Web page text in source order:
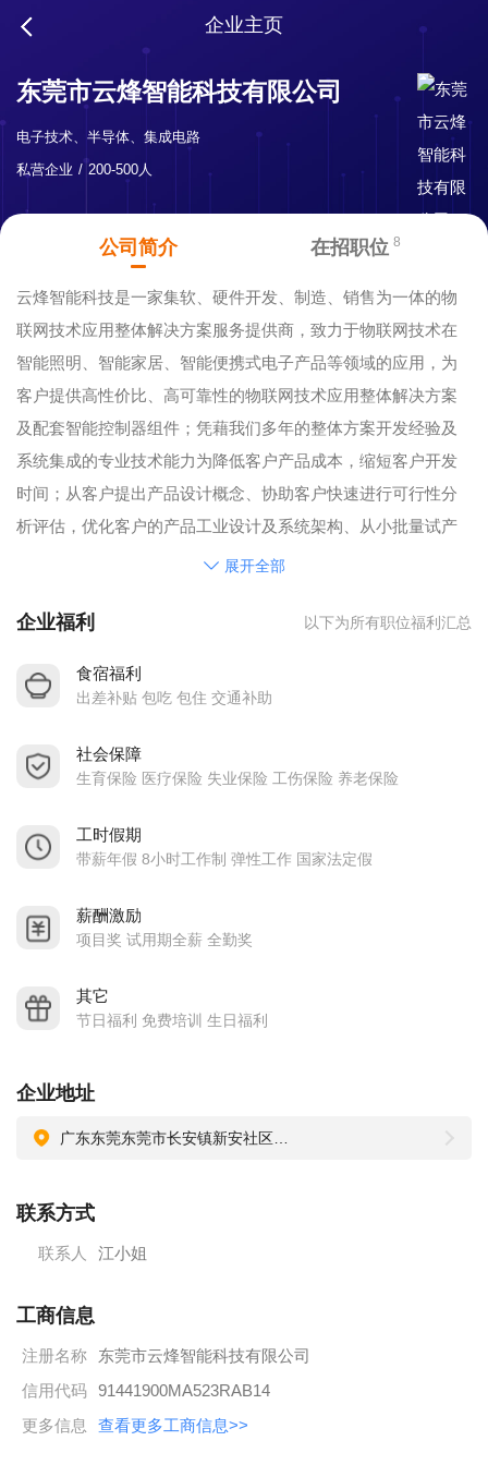
企业主页
东莞市云烽智能科技有限公司
电子技术、半导体、集成电路
私营企业
200-500人
公司简介 在招职位 8
云烽智能科技是一家集软、硬件开发、制造、销售为一体的物
联网技术应用整体解决方案服务提供商，致力于物联网技术在
智能照明、智能家居、智能便携式电子产品等领域的应用，为
客户提供高性价比、高可靠性的物联网技术应用整体解决方案
及配套智能控制器组件；凭藉我们多年的整体方案开发经验及
系统集成的专业技术能力为降低客户产品成本，缩短客户开发
时间；从客户提出产品设计概念、协助客户快速进行可行性分
析评估，优化客户的产品工业设计及系统架构、从小批量试产
到大批量供应及售后技术支援，为客户提供全方位的整体服
应、语音交互控制等模块及控制器；产品应用领域涵盖：智能
电子产品等领域；
信：缔造智能舒适生活，创新融合IOT和AI，推动智能交互变
革，让万物互联，为人所用，是我们的使命，更是与客户共创
展开全部
企业福利 以下为所有职位福利汇总
食宿福利
出差补贴 包吃 包住 交通补助
社会保障
生育保险 医疗保险 失业保险 工伤保险 养老保险
工时假期
带薪年假 8小时工作制 弹性工作 国家法定假
薪酬激励
项目奖 试用期全薪 全勤奖
其它
节日福利 免费培训 生日福利
企业地址
联系方式
联系人 江小姐
工商信息
注册名称
东莞市云烽智能科技有限公司
信用代码 91441900MA523RAB14
更多信息
查看更多工商信息>>